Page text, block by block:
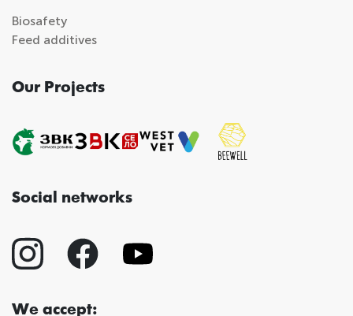
Biosafety
Feed additives
Our Projects
Social networks
We accept: